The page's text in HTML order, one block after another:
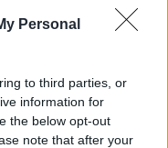
Personal
to third parties, or
information for
the below opt-out
note that after your